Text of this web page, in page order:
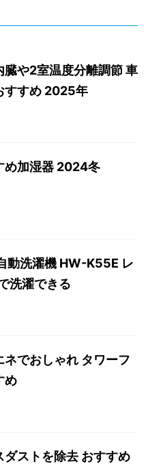
臓や2室温度分離調節 車
すすめ 2025年
め加湿器 2024冬
動洗濯機 HW-K55E レ
洗濯できる
ネでおしゃれ タワーフ
め
ダストを除去 おすすめ